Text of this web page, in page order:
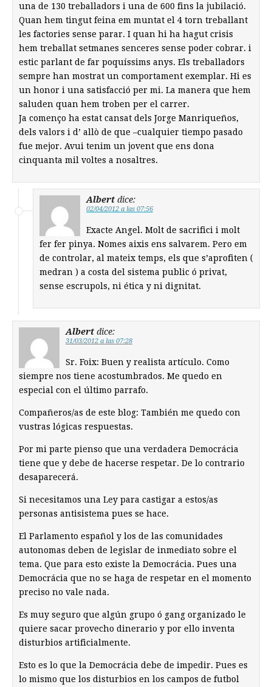
una de 130 treballadors i una de 600 fins la jubilació.
Quan hem tingut feina em muntat el 4 torn treballant
les factories sense parar. I quan hi ha hagut crisis
hem treballat setmanes senceres sense poder cobrar. i
estic parlant de far poquíssims anys. Els treballadors
sempre han mostrat un comportament exemplar. Hi es
un honor i una satisfacció per mi. La manera que hem
saluden quan hem troben per el carrer.
Ja començo ha estat cansat dels Jorge Manriqueños,
dels valors i d’ allò de que –cualquier tiempo pasado
fue mejor. Avui tenim un jovent que ens dona
cinquanta mil voltes a nosaltres.
Albert dice:
02/04/2012 a las 07:56
Exacte Angel. Molt de sacrifici i molt
fer fer pinya. Nomes aixis ens salvarem. Pero em
de controlar, al mateix temps, els que s’aprofiten (
medran ) a costa del sistema public ó privat,
sense escrupols, ni ética y ni dignitat.
Albert dice:
31/03/2012 a las 07:28
Sr. Foix: Buen y realista artículo. Como
siempre nos tiene acostumbrados. Me quedo en
especial con el último parrafo.
Compañeros/as de este blog: También me quedo con
vustras lógicas respuestas.
Por mi parte pienso que una verdadera Democrácia
tiene que y debe de hacerse respetar. De lo contrario
desaparecerá.
Si necesitamos una Ley para castigar a estos/as
personas antisistema pues se hace.
El Parlamento español y los de las comunidades
autonomas deben de legislar de inmediato sobre el
tema. Que para esto existe la Democrácia. Pues una
Democrácia que no se haga de respetar en el momento
preciso no vale nada.
Es muy seguro que algún grupo ó gang organizado le
quiere sacar provecho dinerario y por ello inventa
disturbios artificialmente.
Esto es lo que la Democrácia debe de impedir. Pues es
lo mismo que los disturbios en los campos de futbol